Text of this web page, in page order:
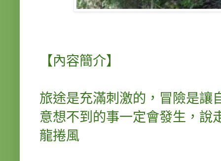
【內容簡介】
旅途是充滿刺激的，冒險是讓
意想不到的事一定會發生，說
龍捲風